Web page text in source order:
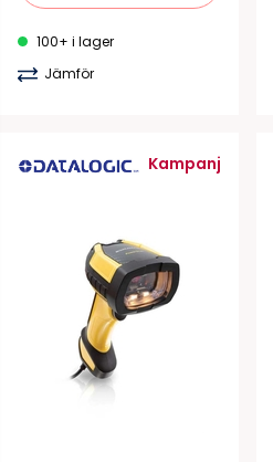
100+ i lager
Jämför
Kampanj